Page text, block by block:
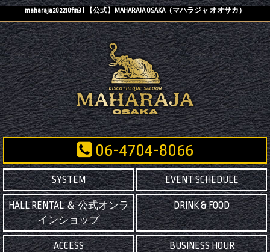
maharaja202210fin3 | 【公式】MAHARAJA OSAKA（マハラジャ オオサカ）
06-4704-8066
SYSTEM EVENT SCHEDULE
HALL RENTAL ＆ 公式オンラ
インショップ
DRINK & FOOD
ACCESS BUSINESS HOUR